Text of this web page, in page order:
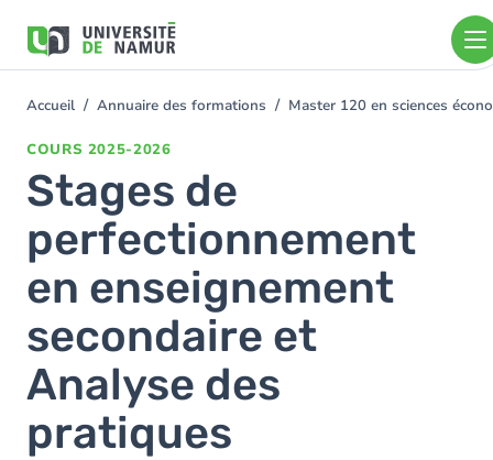
contenu
You
Accueil Annuaire des formations Master 120 en sciences
COURS 2025-2026
Stages de
perfectionnement
en enseignement
secondaire et
Analyse des
pratiques